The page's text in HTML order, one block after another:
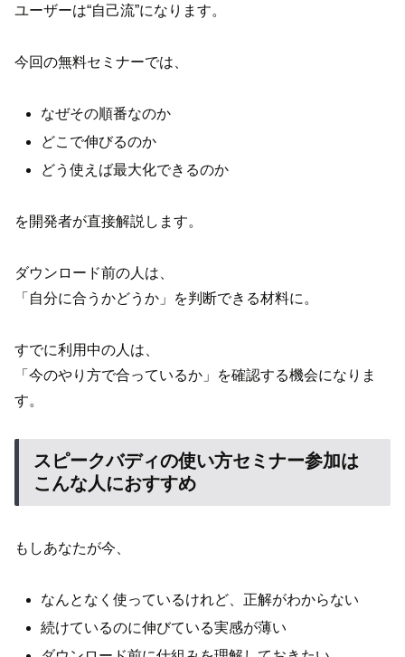
ユーザーは“自己流”になります。
今回の無料セミナーでは、
なぜその順番なのか
どこで伸びるのか
どう使えば最大化できるのか
を開発者が直接解説します。
ダウンロード前の人は、
「自分に合うかどうか」を判断できる材料に。
すでに利用中の人は、
「今のやり方で合っているか」を確認する機会になりま
す。
スピークバディの使い方セミナー参加は
こんな人におすすめ
もしあなたが今、
なんとなく使っているけれど、正解がわからない
続けているのに伸びている実感が薄い